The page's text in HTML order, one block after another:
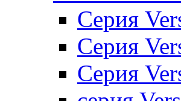
Cерия
Cерия
Cерия